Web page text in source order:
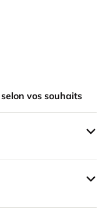
vos souhaits